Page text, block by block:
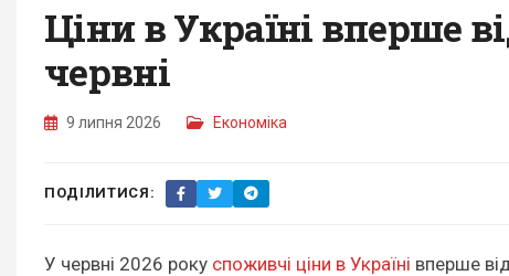
Ціни в Україні вперше
червні
9 липня 2026 Економіка
ПОДІЛИТИСЯ:
У червні 2026 року споживчі ціни в Україні вперше